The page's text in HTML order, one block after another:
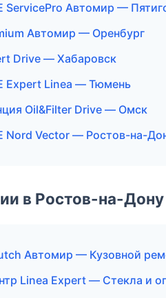
ServicePro Автомир —
Автомир — Оренбург
Drive — Хабаровск
Expert Linea — Тюмень
Oil&Filter Drive — Омск
Nord Vector — Ростов-на-
в Ростов-на-Дону
Автомир — Кузовной
Linea Expert — Стекла и